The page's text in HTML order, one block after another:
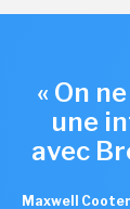
« On
une
avec
Maxwell